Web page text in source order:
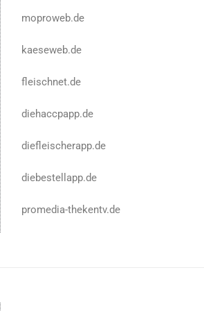
moproweb.de
kaeseweb.de
fleischnet.de
diehaccpapp.de
diefleischerapp.de
diebestellapp.de
promedia-thekentv.de